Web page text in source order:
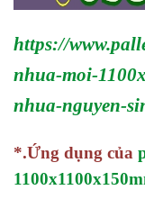
https://
nhua-moi-
nhua-nguyen-
*.Ứng dụng của